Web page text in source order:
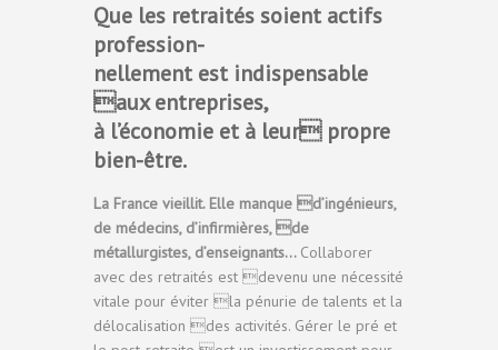
Que les retraités soient actifs
profession-
nellement est indispensable
aux entreprises,
à l’économie et à leur propre
bien-être.
La France vieillit. Elle manque d’ingénieurs,
de médecins, d’infirmières, de
métallurgistes, d’enseignants… Collaborer
avec des retraités est devenu une nécessité
vitale pour éviter la pénurie de talents et la
délocalisation des activités. Gérer le pré et